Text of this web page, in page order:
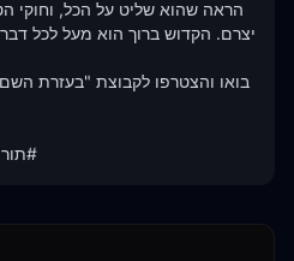
תורה  #יהדות  #הרבאפריםכחלון#